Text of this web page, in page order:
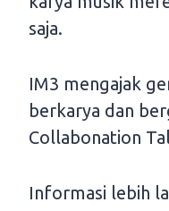
saja.
IM3 mengajak
berkarya dan
Collabonation
Informasi lebih